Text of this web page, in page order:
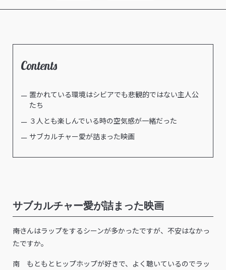
Contents
置かれている環境はシビアでも悲観的ではない主人公
たち
３人とも楽しんでいる時の空気感が一緒だった
サブカルチャー愛が詰まった映画
サブカルチャー愛が詰まった映画
――南さんはラップをするシーンが多かったですが、不安はなかっ
たですか。
南 もともとヒップホップが好きで、よく聴いているのでラッ